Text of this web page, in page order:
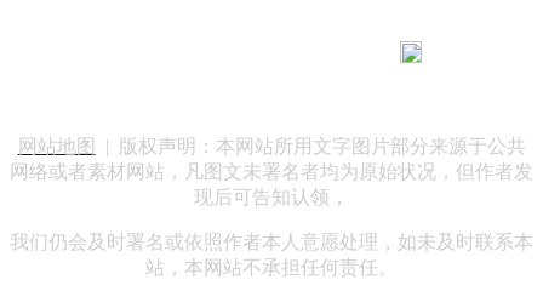
网站地图
| 版权声明：本网站所用文字图片部分来源于公共
网络或者素材网站，凡图文未署名者均为原始状况，但作者发
现后可告知认领，
我们仍会及时署名或依照作者本人意愿处理，如未及时联系本
站，本网站不承担任何责任。